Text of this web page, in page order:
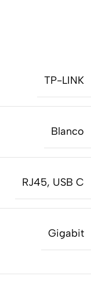
TP-LINK
Blanco
RJ45, USB C
Gigabit